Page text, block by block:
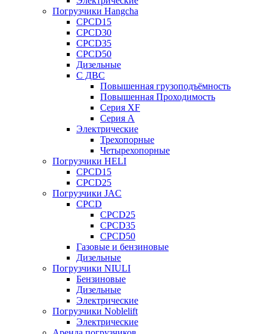
Погрузчики Hangcha
CPCD15
CPCD30
CPCD35
CPCD50
Дизельные
С ДВС
Повышенная грузоподъёмность
Повышенная Проходимость
Серия XF
Серия А
Электрические
Трехопорные
Четырехопорные
Погрузчики HELI
CPCD15
CPCD25
Погрузчики JAC
CPCD
CPCD25
CPCD35
CPCD50
Газовые и бензиновые
Дизельные
Погрузчики NIULI
Бензиновые
Дизельные
Электрические
Погрузчики Noblelift
Электрические